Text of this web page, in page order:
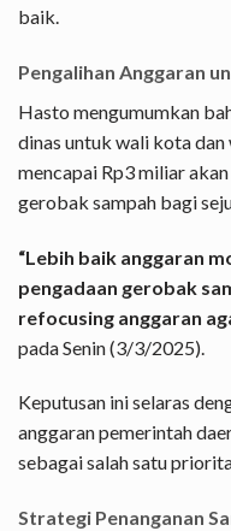
baik.
Pengalihan Anggaran
Hasto mengumumkan
dinas untuk wali kota
mencapai Rp3 miliar
gerobak sampah bagi
“Lebih baik anggaran
pengadaan gerobak
refocusing anggaran
pada Senin (3/3/2025).
Keputusan ini selaras
anggaran pemerintah
sebagai salah satu
Strategi Penanganan